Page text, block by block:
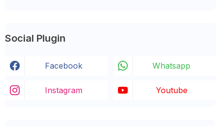
Social Plugin
Facebook Whatsapp
Instagram Youtube